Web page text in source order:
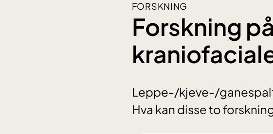
FORSKNING
Forskning
Leppe-/kjeve-/
Hva kan disse to